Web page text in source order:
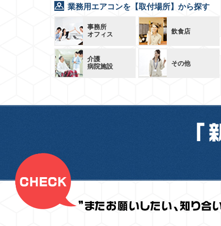
業務用エアコンを【取付場所】から探す
事務所
オフィス
飲食店
介護
病院施設
その他